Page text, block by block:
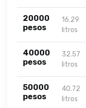
20000
pesos
16.29
litros
40000
pesos
32.57
litros
50000
pesos
40.72
litros